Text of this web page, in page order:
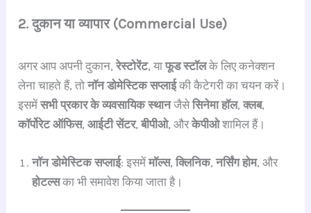
2. दुकान या व्यापार (Commercial Use)
अगर आप अपनी दुकान,रेस्टोरेंट, याफूड स्टॉलके लिए कनेक्शन
लेना चाहते हैं, तोनॉन डोमेस्टिक सप्लाईकी कैटेगरी का चयन करें।
इसमेंसभी प्रकार के व्यवसायिक स्थानजैसेसिनेमा हॉल,क्लब,
कॉर्पोरेट ऑफिस,आईटी सेंटर,बीपीओ, औरकेपीओशामिल हैं।
नॉन डोमेस्टिक सप्लाई: इसमेंमॉल्स,क्लिनिक,नर्सिंग होम, और
होटल्सका भी समावेश किया जाता है।